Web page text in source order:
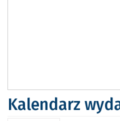
Kalendarz